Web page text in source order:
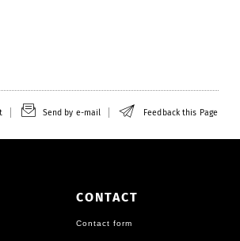
Send by e-mail Feedback this Page
CONTACT
Contact form